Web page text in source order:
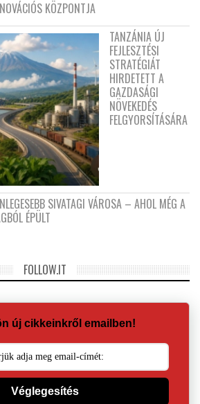
KÖZPONTJA
TANZÁNIA ÚJ
FEJLESZTÉSI
STRATÉGIÁT
HIRDETETT A
GAZDASÁGI
NÖVEKEDÉS
FELGYORSÍTÁSÁRA
SIVATAGI VÁROSA – AHOL MÉG A
ÉPÜLT
FOLLOW.IT
új cikkeinkről emailben!
Véglegesítés